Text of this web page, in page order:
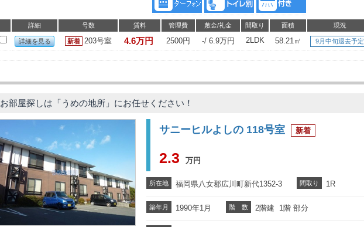
詳細 号数 賃料 管理費 敷金/礼金 間取り 面積 現況
詳細を見る 203号室 4.6万円 2500円 -/ 6.9万円 2LDK 58.21㎡ 9月中旬退去予定
お部屋探しは「うめの地所」にお任せください！
サニーヒルよしの 118号室
2.3 万円
所在地 福岡県八女郡広川町新代1352-3 間取り 1R
築年月 1990年1月 階 数 2階建 1階 部分